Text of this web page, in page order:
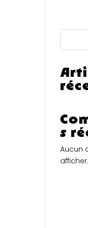
s
Aucun
afficher.